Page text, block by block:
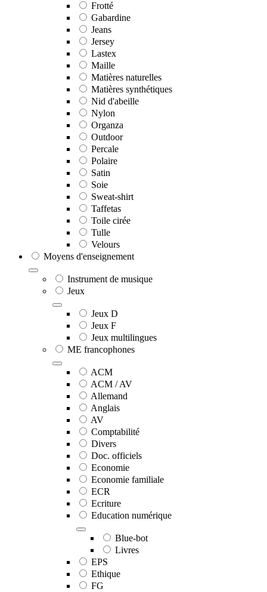
Frotté
Gabardine
Jeans
Jersey
Lastex
Maille
Matières naturelles
Matières synthétiques
Nid d'abeille
Nylon
Organza
Outdoor
Percale
Polaire
Satin
Soie
Sweat-shirt
Taffetas
Toile cirée
Tulle
Velours
Moyens d'enseignement
Instrument de musique
Jeux
Jeux D
Jeux F
Jeux multilingues
ME francophones
ACM
ACM / AV
Allemand
Anglais
AV
Comptabilité
Divers
Doc. officiels
Economie
Economie familiale
ECR
Ecriture
Education numérique
Blue-bot
Livres
EPS
Ethique
FG